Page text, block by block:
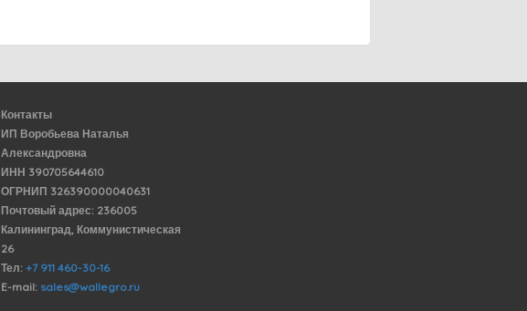
Контакты
ИП Воробьева Наталья
Александровна
ИНН 390705644610
ОГРНИП 326390000040631
Почтовый адрес: 236005
Калининград, Коммунистическая
26
Тел: +7 911 460-30-16
E-mail: sales@wallegro.ru